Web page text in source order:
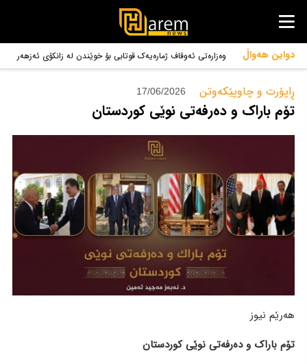
دواین هەواڵ
وەزارەتی ئەوقاف ژمارەیەک قوتابی بۆ خوێندن لە زانکۆی ئەزهەر
ڕەوانەی میسر دەکات
ڕاپۆرت و چاوپێکەوتن‌ 17/06/2026
تۆم باراک و دەرفەتی نوێی کوردستان
هەرێم نیوز
تۆم باراک و دەرفەتی نوێی کوردستان